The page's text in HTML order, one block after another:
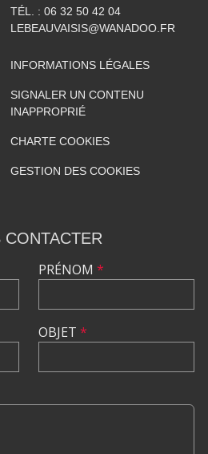
TÉL. : 06 32 50 42 04
LEBEAUVAISIS@WANADOO.FR
INFORMATIONS LÉGALES
SIGNALER UN CONTENU
INAPPROPRIÉ
CHARTE COOKIES
GESTION DES COOKIES
CONTACTER
PRÉNOM *
OBJET *